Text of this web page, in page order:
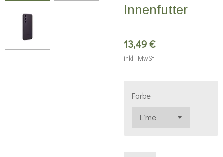
Innenfutter
13,49 €
inkl. MwSt
Farbe